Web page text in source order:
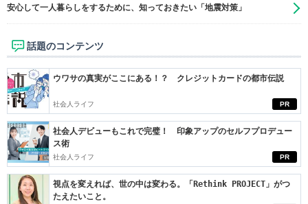
安心して一人暮らしをするために、知っておきたい「地震対策」
話題のコンテンツ
PR
ウワサの真実がここにある！？ クレジットカードの都市伝説
社会人ライフ
PR
社会人デビューもこれで完璧！ 印象アップのセルフプロデュー
ス術
社会人ライフ
視点を変えれば、世の中は変わる。「Rethink PROJECT」がつ
たえたいこと。